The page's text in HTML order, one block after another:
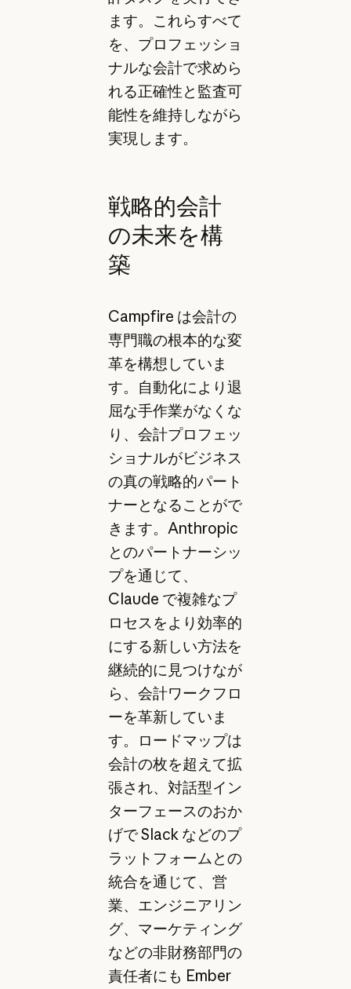
ます。これらすべて
を、プロフェッショ
ナルな会計で求めら
れる正確性と監査可
能性を維持しながら
実現します。
戦略的会計
の未来を構
築
Campfire は会計の
専門職の根本的な変
革を構想していま
す。自動化により退
屈な手作業がなくな
り、会計プロフェッ
ショナルがビジネス
の真の戦略的パート
ナーとなることがで
きます。Anthropic
とのパートナーシッ
プを通じて、
Claude で複雑なプ
ロセスをより効率的
にする新しい方法を
継続的に見つけなが
ら、会計ワークフロ
ーを革新していま
す。ロードマップは
会計の枚を超えて拡
張され、対話型イン
ターフェースのおか
げで Slack などのプ
ラットフォームとの
統合を通じて、営
業、エンジニアリン
グ、マーケティング
などの非財務部門の
責任者にも Ember